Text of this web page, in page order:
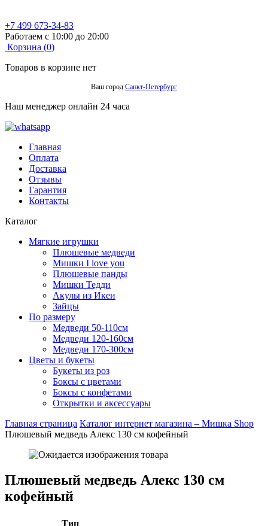
+7 499 673-34-83
Работаем с 10:00 до 20:00
Корзина (0)
Товаров в корзине нет
Ваш город Санкт-Петербург
Наш менеджер онлайн 24 часа
Главная
Оплата
Доставка
Отзывы
Гарантия
Контакты
Каталог
Мягкие игрушки
Плюшевые медведи
Мишки I love you
Плюшевые панды
Мишки Тедди
Акулы из Икеи
Зайцы
По размеру
Медведи 50-110см
Медведи 120-160см
Медведи 170-300см
Цветы и букеты
Букеты из роз
Боксы с цветами
Боксы с конфетами
Открытки и аксессуары
Главная страница Каталог интернет магазина – Мишка Shop
Плюшевый медведь Алекс 130 см кофейный
Плюшевый медведь Алекс 130 см
кофейный
Тип